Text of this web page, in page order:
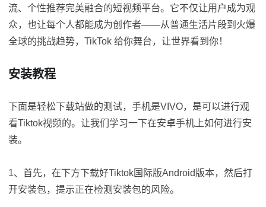
流、个性推荐完美融合的短视频平台。它不仅让用户成为观
众，也让每个人都能成为创作者——从普通生活片段到火爆
全球的挑战趋势，TikTok 给你舞台，让世界看到你！
安装教程
下面是轻松下载站做的测试，手机是VIVO，是可以进行观
看Tiktok视频的。让我们学习一下在安卓手机上如何进行安
装。
1、首先，在下方下载好Tiktok国际版Android版本，然后打
开安装包，提示正在检测安装包的风险。